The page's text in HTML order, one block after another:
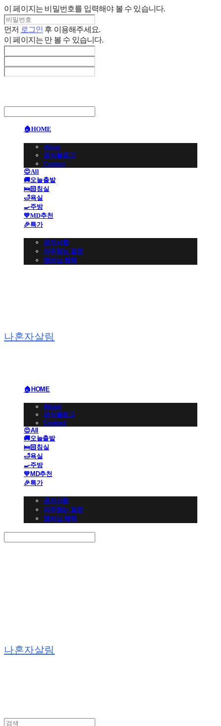
이 페이지는 비밀번호를 입력해야 볼 수 있습니다.
먼저 로그인 후 이용해주세요.
이 페이지는 만 볼 수 있습니다.
🏠HOME
About
공식블로그
Contact
😍All
🚚오늘출발
🛌🏻침실
🛁욕실
🍳주방
💙MD추천
🎉특가
공지사항
자주찾는 질문
멤버십 혜택
나혼자살림
🏠HOME
About
공식블로그
Contact
😍All
🚚오늘출발
🛌🏻침실
🛁욕실
🍳주방
💙MD추천
🎉특가
공지사항
자주찾는 질문
멤버십 혜택
나혼자살림